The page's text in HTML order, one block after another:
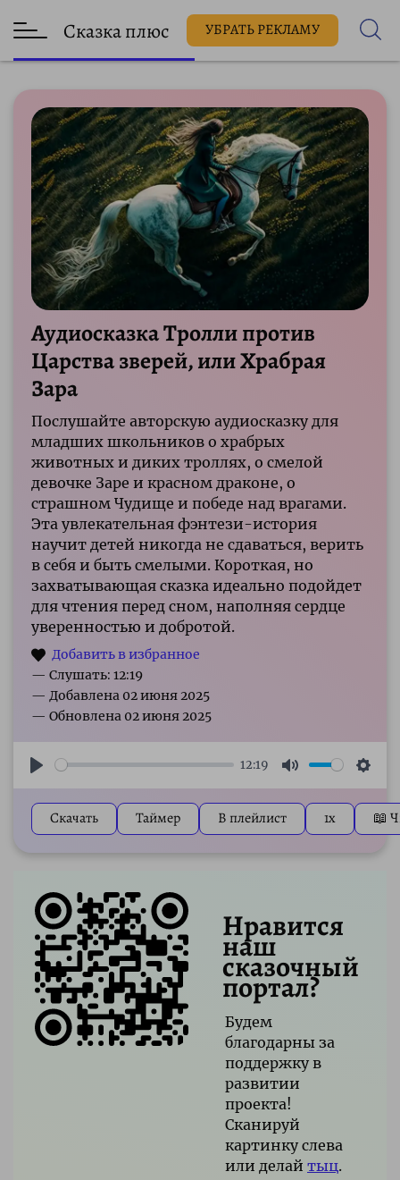
Сказка плюс УБРАТЬ РЕКЛАМУ
Аудиосказка Тролли против
Царства зверей, или Храбрая
Зара
Послушайте авторскую аудиосказку для
младших школьников о храбрых
животных и диких троллях, о смелой
девочке Заре и красном драконе, о
страшном Чудище и победе над врагами.
Эта увлекательная фэнтези-история
научит детей никогда не сдаваться, верить
в себя и быть смелыми. Короткая, но
захватывающая сказка идеально подойдет
для чтения перед сном, наполняя сердце
уверенностью и добротой.
— Слушать: 12:19
12:19
Mute
Скачать Таймер В плейлист 1x 📖
Нравится
наш
сказочный
портал?
Будем
благодарны за
поддержку в
развитии
проекта!
Сканируй
картинку слева
или делай тыц.